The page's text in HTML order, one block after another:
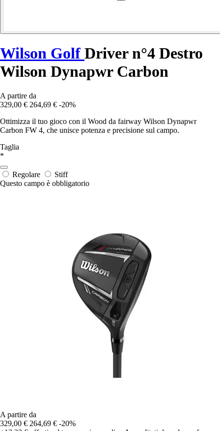
Wilson Golf Driver n°4 Destro
Wilson Dynapwr Carbon
A partire da
329,00 € 264,69 € -20%
Ottimizza il tuo gioco con il Wood da fairway Wilson Dynapwr
Carbon FW 4, che unisce potenza e precisione sul campo.
Taglia
*
Regolare
Stiff
Questo campo è obbligatorio
A partire da
329,00 € 264,69 € -20%